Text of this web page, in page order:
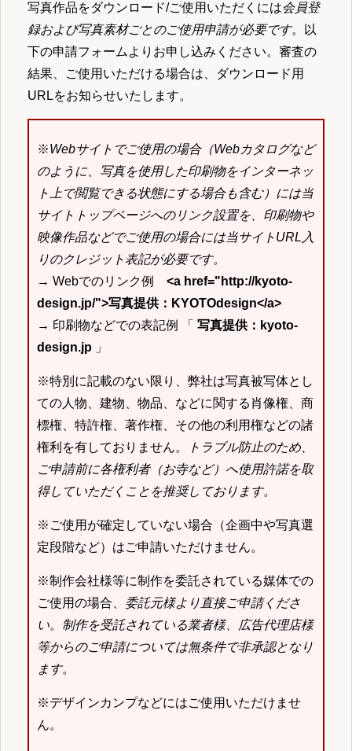
写真作品をダウンロード/ご使用いただくには会員登
録および写真素材ごとのご使用申請が必要です。以
下の申請フォームよりお申し込みください。審査の
結果、ご使用いただける場合は、ダウンロード用
URLをお知らせいたします。
※Webサイトでご使用の場合（Webカタログなど
のように、写真を使用した印刷物をインターネッ
ト上で閲覧できる状態にする場合も含む）には当
サイトトップページへのリンク設置を、印刷物や
映像作品などでご使用の場合には当サイトURL入
りのクレジット表記が必要です。
→ Webでのリンク例 <a href="http://kyoto-
design.jp/">写真提供：KYOTOdesign</a>
→ 印刷物などでの表記例 「 写真提供：kyoto-
design.jp 」
※特別に記載のない限り、弊社は写真被写体とし
ての人物、建物、物品、などに関する肖像権、商
標権、特許権、著作権、その他の利用権などの諸
権利を有しておりません。
トラブル防止のため、
ご申請前に各権利者（お寺など）へ使用許諾を取
得していただくことを推奨しております。
※ご使用が確定していない場合（企画中や写真選
定段階など）はご申請いただけません。
※制作会社様等に制作を委託されている媒体での
ご使用の場合、 委託元様より直接ご申請くださ
い。 制作を受託されている業者様、広告代理店様
等からのご申請については無条件で非承認となり
ます。
※デザインカンプなどにはご使用いただけませ
ん。